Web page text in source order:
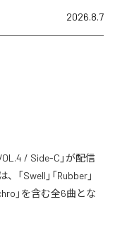
2026.8.7
/ Side-C」が配信
Swell」「Rubber」
」を含む全6曲とな